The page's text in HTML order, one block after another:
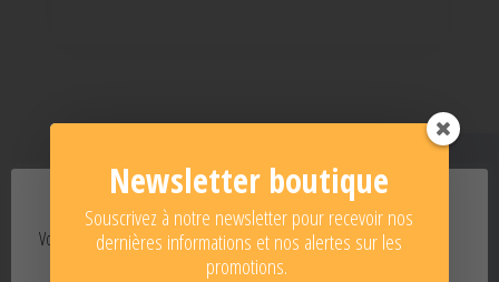
Vos données personnelles
Newsletter boutique
Souscrivez à notre newsletter pour recevoir nos
dernières informations et nos alertes sur les
promotions.